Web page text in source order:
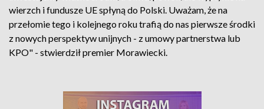
wierzch i fundusze UE spłyną do Polski. Uważam, że na
przełomie tego i kolejnego roku trafią do nas pierwsze środki
z nowych perspektyw unijnych - z umowy partnerstwa lub
KPO" - stwierdził premier Morawiecki.